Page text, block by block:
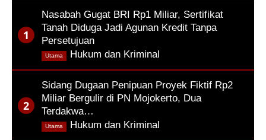
Nasabah Gugat BRI Rp1 Miliar, Sertifikat
Tanah Diduga Jadi Agunan Kredit Tanpa
Persetujuan
Hukum dan Kriminal
Utama
Sidang Dugaan Penipuan Proyek Fiktif Rp2
Miliar Bergulir di PN Mojokerto, Dua
Terdakwa…
Hukum dan Kriminal
Utama